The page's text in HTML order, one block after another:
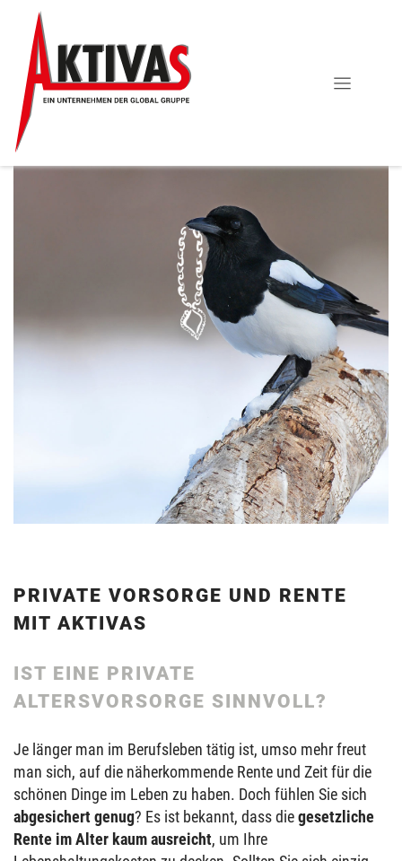
PRIVATE VORSORGE UND RENTE
MIT AKTIVAS
IST EINE PRIVATE
ALTERSVORSORGE SINNVOLL?
Je länger man im Berufsleben tätig ist, umso mehr freut
man sich, auf die näherkommende Rente und Zeit für die
schönen Dinge im Leben zu haben. Doch fühlen Sie sich
abgesichert genug? Es ist bekannt, dass diegesetzliche
Rente im Alter kaum ausreicht, um Ihre